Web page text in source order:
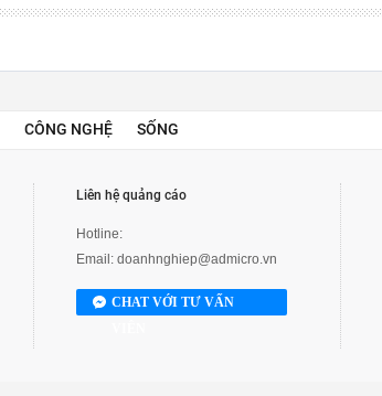
CÔNG NGHỆ SỐNG
Liên hệ quảng cáo
Hotline:
Email: doanhnghiep@admicro.vn
CHAT VỚI TƯ VẤN